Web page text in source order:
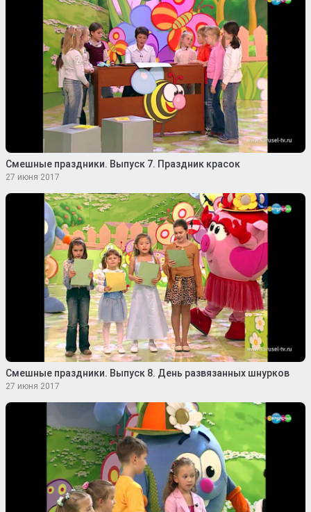
Смешные праздники. Выпуск 7. Праздник красок
27 июня 2017
Смешные праздники. Выпуск 8. День развязанных шнурков
27 июня 2017